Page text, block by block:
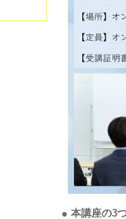
● 本講座の3